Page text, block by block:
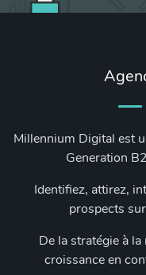
Millennium Digital est
Generation
Identifiez, attirez,
prospects
De la stratégie à
croissance en